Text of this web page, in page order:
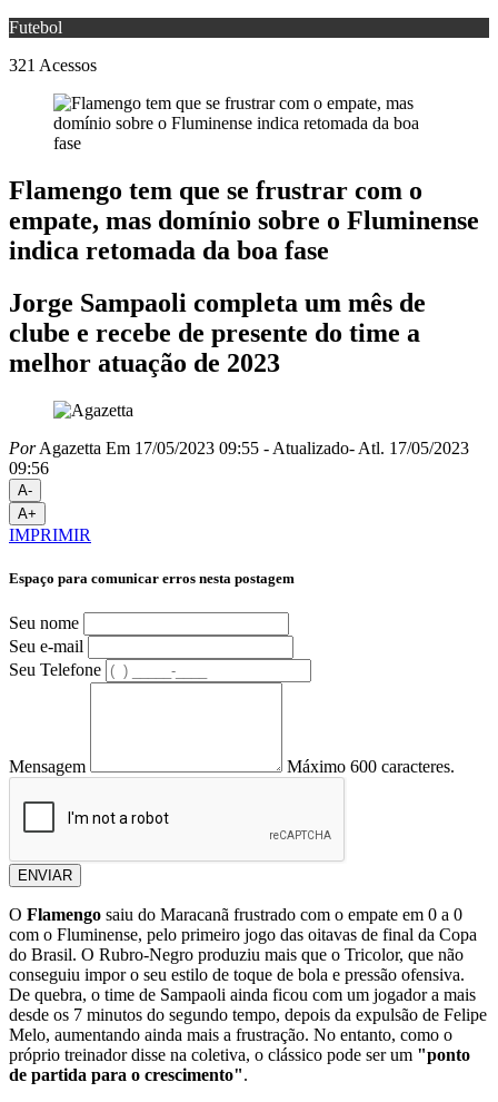
Futebol
321 Acessos
Flamengo tem que se frustrar com o
empate, mas domínio sobre o Fluminense
indica retomada da boa fase
Jorge Sampaoli completa um mês de
clube e recebe de presente do time a
melhor atuação de 2023
PorAgazetta Em 17/05/2023 09:55 - Atualizado- Atl. 17/05/2023
09:56
A-
A+
IMPRIMIR
Espaço para comunicar erros nesta postagem
Seu nome
Seu e-mail
Seu Telefone
Mensagem Máximo 600 caracteres.
ENVIAR
O Flamengo saiu do Maracanã frustrado com o empate em 0 a 0
com o Fluminense, pelo primeiro jogo das oitavas de final da Copa
do Brasil. O Rubro-Negro produziu mais que o Tricolor, que não
conseguiu impor o seu estilo de toque de bola e pressão ofensiva.
De quebra, o time de Sampaoli ainda ficou com um jogador a mais
desde os 7 minutos do segundo tempo, depois da expulsão de Felipe
Melo, aumentando ainda mais a frustração. No entanto, como o
próprio treinador disse na coletiva, o clássico pode ser um "ponto
de partida para o crescimento".